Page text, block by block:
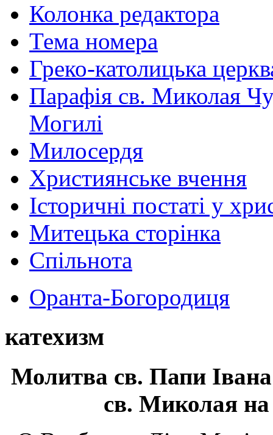
Колонка редактора
Тема номера
Греко-католицька
Парафія св. Миколая
Могилі
Милосердя
Християнське вчення
Історичні постаті у
Митецька сторінка
Спільнота
Оранта-Богородиця
катехизм
Молитва св. Папи
св. Миколая на